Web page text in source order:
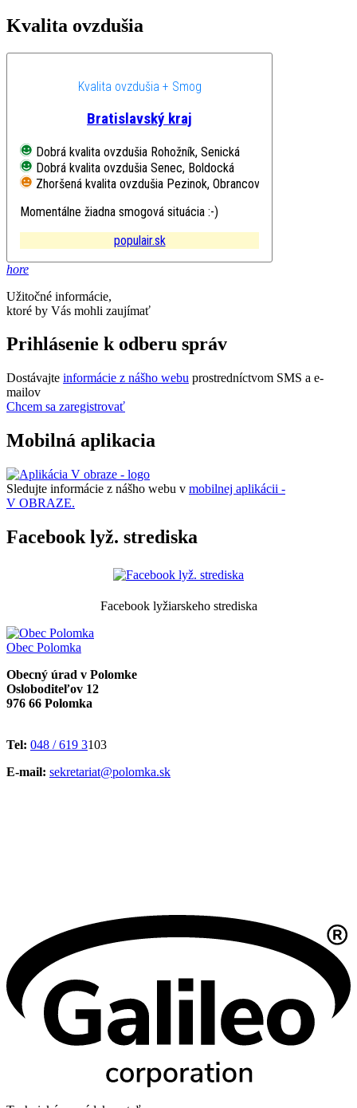
Kvalita ovzdušia
Kvalita ovzdušia + Smog
Bratislavský kraj
Dobrá kvalita ovzdušia Rohožník, Senická
Dobrá kvalita ovzdušia Senec, Boldocká
Zhoršená kvalita ovzdušia Pezinok, Obrancov mieru
Momentálne žiadna smogová situácia :-)
populair.sk
hore
Užitočné informácie,
ktoré by Vás mohli zaujímať
Prihlásenie k odberu správ
Dostávajte informácie z nášho webu prostredníctvom SMS a e-
mailov
Chcem sa zaregistrovať
Mobilná aplikacia
Sledujte informácie z nášho webu v mobilnej aplikácii -
V OBRAZE.
Facebook lyž. strediska
Facebook lyžiarskeho strediska
Obec Polomka
Obecný úrad v Polomke
Osloboditeľov 12
976 66 Polomka
Tel: 048 / 619 3103
E-mail: sekretariat@polomka.sk